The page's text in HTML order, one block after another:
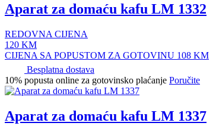
Aparat za domaću kafu LM 1332
REDOVNA CIJENA
120 KM
CIJENA SA POPUSTOM ZA GOTOVINU 108 KM
Besplatna dostava
10% popusta online za gotovinsko plaćanje Poručite
Aparat za domaću kafu LM 1337